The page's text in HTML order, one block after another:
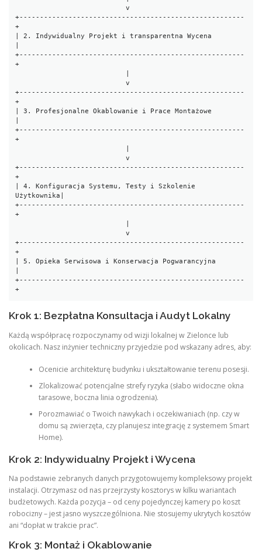
                           v
+-------------------------------------------------------
+
| 2. Indywidualny Projekt i transparentna Wycena
+-------------------------------------------------------
+
                           v
+-------------------------------------------------------
+
| 3. Profesjonalne Okablowanie i Prace Montażowe
+-------------------------------------------------------
+
                           v
+-------------------------------------------------------
+
| 4. Konfiguracja Systemu, Testy i Szkolenie
Użytkownika|
+-------------------------------------------------------
+
                           v
+-------------------------------------------------------
+
| 5. Opieka Serwisowa i Konserwacja Pogwarancyjna
+-------------------------------------------------------
Krok 1: Bezpłatna Konsultacja i Audyt Lokalny
Każdą współpracę rozpoczynamy od wizji lokalnej w Zielonce lub
okolicach. Nasz inżynier techniczny przyjedzie pod wskazany adres, aby:
Ocenicie architekturę budynku i ukształtowanie terenu posesji.
Zlokalizować potencjalne strefy ryzyka (słabo widoczne okna
tarasowe, boczna linia ogrodzenia).
Porozmawiać o Twoich nawykach i oczekiwaniach (np. czy w
domu są zwierzęta, czy planujesz integrację z systemem Smart
Home).
Krok 2: Indywidualny Projekt i Wycena
Na podstawie zebranych danych przygotowujemy kompleksowy projekt
instalacji. Otrzymasz od nas przejrzysty kosztorys w kilku wariantach
budżetowych. Każda pozycja – od ceny pojedynczej kamery po koszt
robocizny – jest jasno wyszczególniona. Nie stosujemy ukrytych kosztów
ani “dopłat w trakcie prac”.
Krok 3: Montaż i Okablowanie